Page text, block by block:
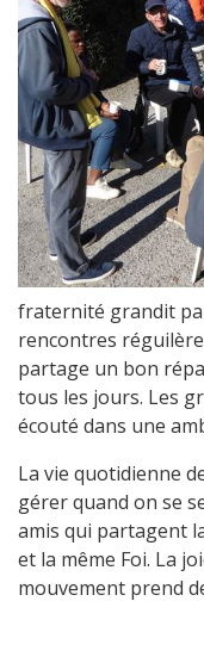
fraternité grandit
rencontres
partage un bon
tous les jours. Les
écouté dans une
La vie quotidienne
gérer quand on se
amis qui partagent
et la même Foi. La
mouvement prend